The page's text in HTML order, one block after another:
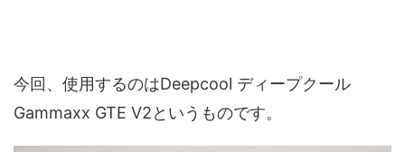
今回、使用するのはDeepcool ディープクール
Gammaxx GTE V2というものです。